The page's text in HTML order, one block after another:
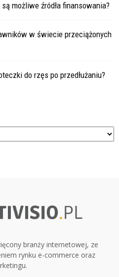
możliwe źródła finansowania?
w świecie przeciążonych
do rzęs po przedłużaniu?
branży internetowej, ze
rynku e-commerce oraz